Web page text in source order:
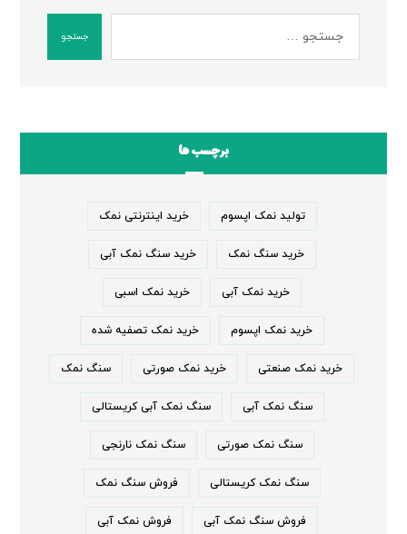
جستجو
برچسب ها
تولید نمک اپسوم خرید اینترنتی نمک
خرید سنگ نمک خرید سنگ نمک آبی
خرید نمک آبی خرید نمک اسبی
خرید نمک اپسوم خرید نمک تصفیه شده
خرید نمک صنعتی خرید نمک صورتی سنگ نمک
سنگ نمک آبی سنگ نمک آبی کریستالی
سنگ نمک صورتی سنگ نمک نارنجی
سنگ نمک کریستالی فروش سنگ نمک
فروش سنگ نمک آبی فروش نمک آبی